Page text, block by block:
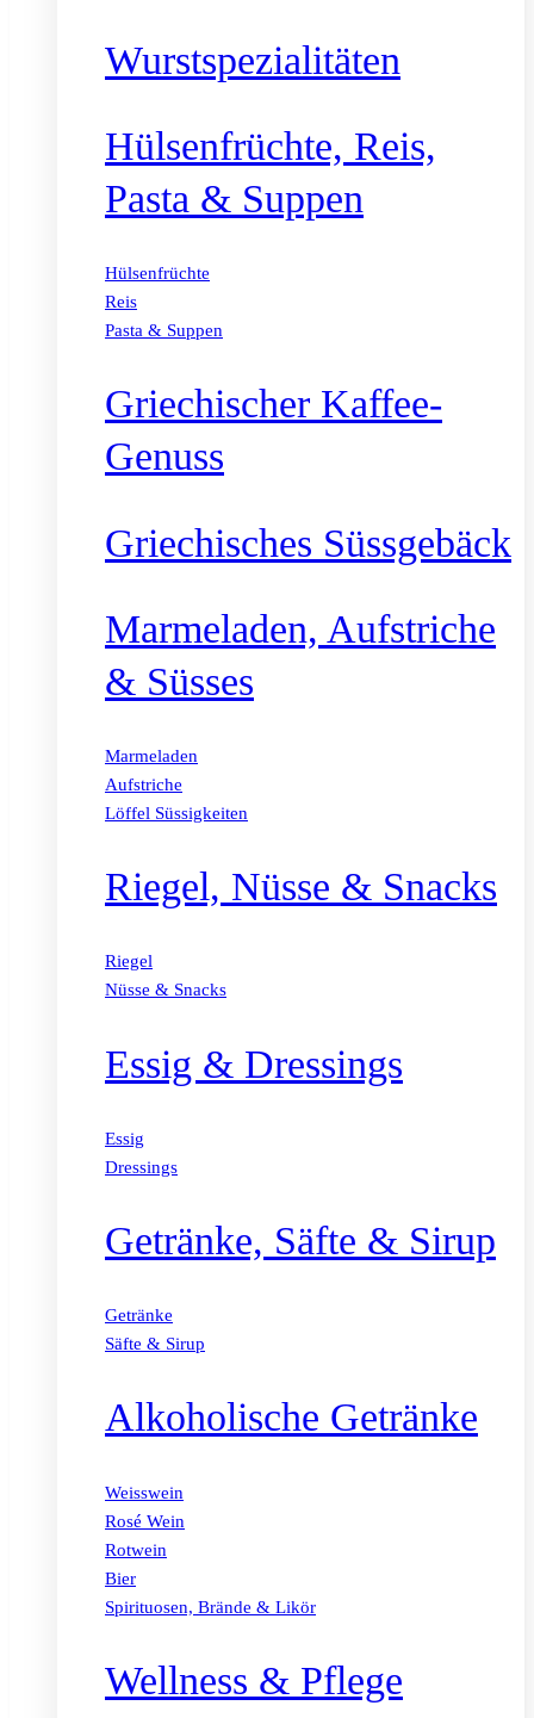
Wurstspezialitäten
Hülsenfrüchte, Reis,
Pasta & Suppen
Hülsenfrüchte
Reis
Pasta & Suppen
Griechischer Kaffee-
Genuss
Griechisches Süssgebäck
Marmeladen, Aufstriche
& Süsses
Marmeladen
Aufstriche
Löffel Süssigkeiten
Riegel, Nüsse & Snacks
Riegel
Nüsse & Snacks
Essig & Dressings
Essig
Dressings
Getränke, Säfte & Sirup
Getränke
Säfte & Sirup
Alkoholische Getränke
Weisswein
Rosé Wein
Rotwein
Bier
Spirituosen, Brände & Likör
Wellness & Pflege